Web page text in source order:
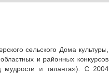
сельского Дома культуры,
и районных конкурсов
мудрости и таланта»). С 2004